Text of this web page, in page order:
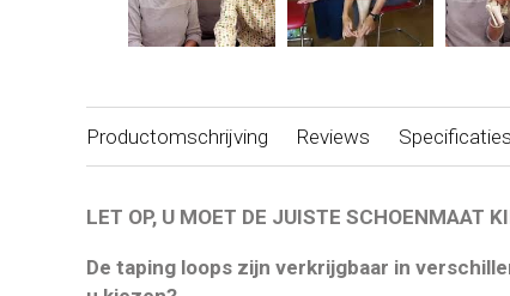
Productomschrijving Reviews Specificaties
LET OP, U MOET DE JUISTE SCHOENMAAT
De taping loops zijn verkrijgbaar in